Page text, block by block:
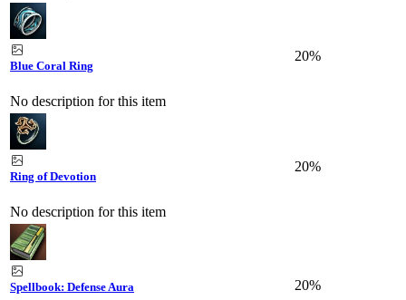
Blue Coral Ring
No description for this item
20%
Ring of Devotion
No description for this item
20%
Spellbook: Defense Aura 20%